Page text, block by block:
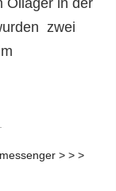
zwei
> > >